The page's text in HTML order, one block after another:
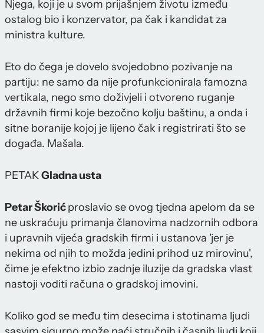
Njega, koji je u svom prijašnjem životu između
ostalog bio i konzervator, pa čak i kandidat za
ministra kulture.
Eto do čega je dovelo svojedobno pozivanje na
partiju: ne samo da nije profunkcionirala famozna
vertikala, nego smo doživjeli i otvoreno ruganje
državnih firmi koje bezočno kolju baštinu, a onda i
sitne boranije kojoj je lijeno čak i registrirati što se
događa. Mašala.
PETAKGladna usta
Petar Škorićproslavio se ovog tjedna apelom da se
ne uskraćuju primanja članovima nadzornih odbora
i upravnih vijeća gradskih firmi i ustanova 'jer je
nekima od njih to možda jedini prihod uz mirovinu',
čime je efektno izbio zadnje iluzije da gradska vlast
nastoji voditi računa o gradskoj imovini.
Koliko god se među tim desecima i stotinama ljudi